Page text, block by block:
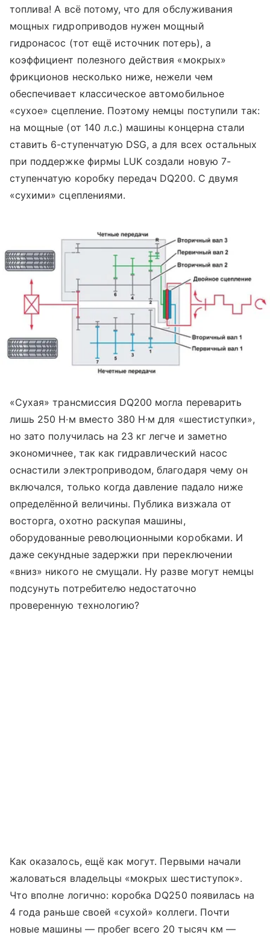
топлива! А всё потому, что для обслуживания
мощных гидроприводов нужен мощный
гидронасос (тот ещё источник потерь), а
коэффициент полезного действия «мокрых»
фрикционов несколько ниже, нежели чем
обеспечивает классическое автомобильное
«сухое» сцепление. Поэтому немцы поступили так:
на мощные (от 140 л.с.) машины концерна стали
ставить 6-ступенчатую DSG, а для всех остальных
при поддержке фирмы LUK создали новую 7-
ступенчатую коробку передач DQ200. С двумя
«сухими» сцеплениями.
«Сухая» трансмиссия DQ200 могла переварить
лишь 250 Н∙м вместо 380 Н∙м для «шестиступки»,
но зато получилась на 23 кг легче и заметно
экономичнее, так как гидравлический насос
оснастили электроприводом, благодаря чему он
включался, только когда давление падало ниже
определённой величины. Публика визжала от
восторга, охотно раскупая машины,
оборудованные революционными коробками. И
даже секундные задержки при переключении
«вниз» никого не смущали. Ну разве могут немцы
подсунуть потребителю недостаточно
проверенную технологию?
Как оказалось, ещё как могут. Первыми начали
жаловаться владельцы «мокрых шестиступок».
Что вполне логично: коробка DQ250 появилась на
4 года раньше своей «сухой» коллеги. Почти
новые машины — пробег всего 20 тысяч км —